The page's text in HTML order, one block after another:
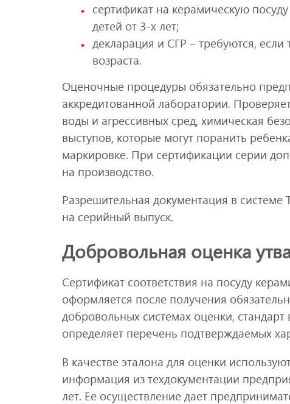
сертификат на керамическую
детей от 3-х лет;
декларация и СГР – требуются,
возраста.
Оценочные процедуры обязательно
аккредитованной лаборатории.
воды и агрессивных сред, химическая
выступов, которые могут поранить
маркировке. При сертификации серии
на производство.
Разрешительная документация в
на серийный выпуск.
Добровольная оценка
Сертификат соответствия на посуду
оформляется после получения
добровольных системах оценки,
определяет перечень подтверждаемых
В качестве эталона для оценки
информация из техдокументации
лет. Ее осуществление дает